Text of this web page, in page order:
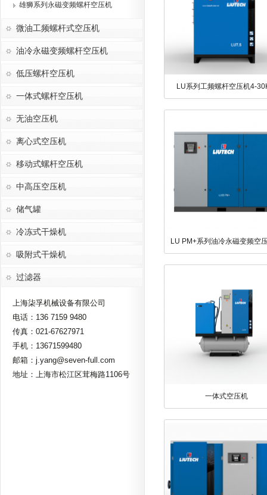
雄狮系列永磁变频螺杆空压机
微油工频螺杆式空压机
油冷永磁变频螺杆空压机
低压螺杆空压机
一体式螺杆空压机
无油空压机
离心式空压机
移动式螺杆空压机
中高压空压机
储气罐
冷冻式干燥机
吸附式干燥机
过滤器
上海柒孚机械设备有限公司
电话：136 7159 9480
传真：021-67627971
手机：13671599480
邮箱：j.yang@seven-full.com
地址：上海市松江区茸梅路1106号
LU系列工频螺杆空压机4-
LU PM+系列油冷永磁变频空
一体式空压机